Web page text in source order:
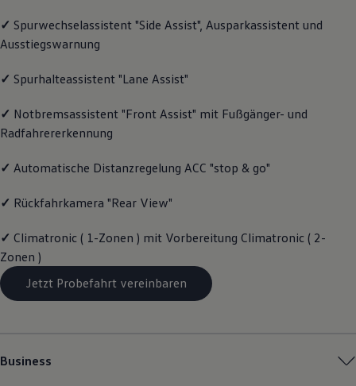
Räder und Reifen
Pannen- und Unfallhilfe
Economy Service
Zubehör
Schutz und Pflege
Entertainment und Elektronik
Wallbox und Ladekabel
Dienste für Ihr Modell finden
Volkswagen Apps, Login und Shop
Updates für Software, Karten und Radio
Vorgängermodelle
Kundeninformationen
Volkswagen Kundenbetreuung
✓ Spurwechselassistent "Side Assist", Ausparkassistent und
Ausstiegswarnung
✓ Spurhalteassistent "Lane Assist"
✓ Notbremsassistent "Front Assist" mit Fußgänger- und
Radfahrererkennung
✓ Automatische Distanzregelung ACC "stop & go"
✓ Rückfahrkamera "Rear View"
✓ Climatronic ( 1-Zonen ) mit Vorbereitung Climatronic ( 2-
Zonen )
Jetzt Probefahrt vereinbaren
Business